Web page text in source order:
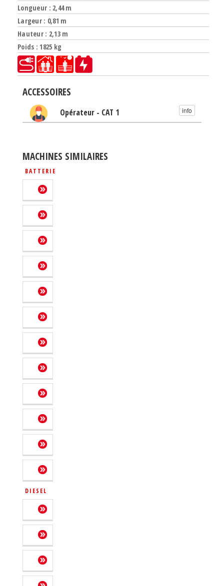
Longueur : 2,44 m
Largeur : 0,81 m
Hauteur : 2,13 m
Poids : 1825 kg
ACCESSOIRES
Opérateur - CAT 1 info
MACHINES SIMILAIRES
BATTERIE
DIESEL